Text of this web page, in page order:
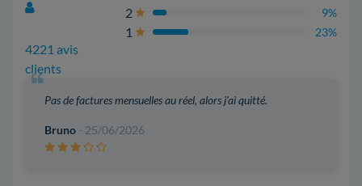
4221 avis
clients
2
9%
1 23%
Pas de factures mensuelles au réel, alors j'ai quitté.
Bruno - 25/06/2026